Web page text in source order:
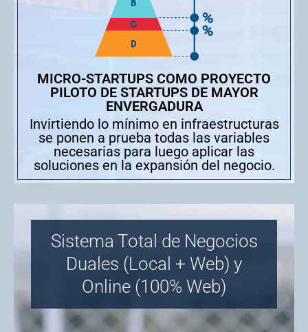
MICRO-STARTUPS COMO PROYECTO
PILOTO DE STARTUPS DE MAYOR
ENVERGADURA
Invirtiendo lo mínimo en infraestructuras
se ponen a prueba todas las variables
necesarias para luego aplicar las
soluciones en la expansión del negocio.
Sistema Total de Negocios
Duales (Local + Web) y
Online (100% Web)